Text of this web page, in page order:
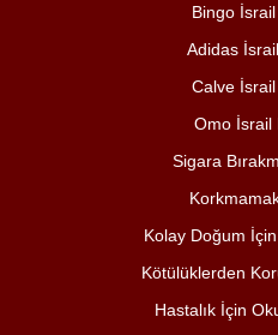
Bingo İsrail
Adidas
Calve İsrail
Omo İsrail
Sigara
Kolay Doğum
Kötülüklerden
Hastalık İçin